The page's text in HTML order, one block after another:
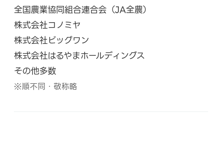
全国農業協同組合連合会（JA全農）
株式会社コノミヤ
株式会社ビッグワン
株式会社はるやまホールディングス
その他多数
※順不同・敬称略